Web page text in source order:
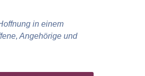
in einem
Angehörige und